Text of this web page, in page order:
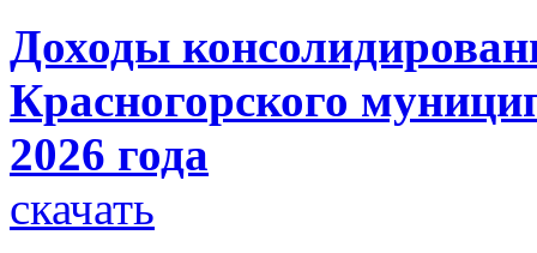
Доходы
Красногорского
2026 года
скачать